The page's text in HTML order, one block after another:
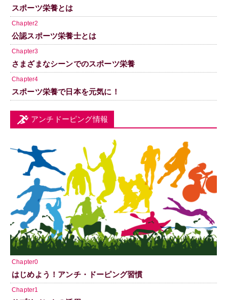
スポーツ栄養とは
Chapter2
公認スポーツ栄養士とは
Chapter3
さまざまなシーンでのスポーツ栄養
Chapter4
スポーツ栄養で日本を元気に！
アンチドーピング情報
Chapter0
はじめよう！アンチ・ドーピング習慣
Chapter1